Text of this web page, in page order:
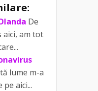
De
aici, am tot
lume m-a
aici...